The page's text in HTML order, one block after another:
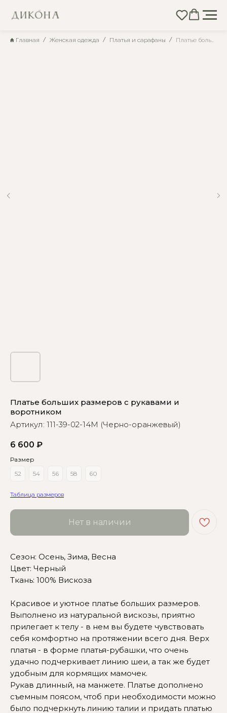
Главная Женская одежда Платья и сарафаны Платье больших размеров с рукавами и воротником
Платье больших размеров с рукавами и
воротником
Артикул: 111-­39­-02-­14М (Черно-оранжевый)
6 600 ₽
Размер
52
54 56 58 60
Таблица размеров
Нет в наличии
Сезон: Осень, Зима, Весна
Цвет: Черный
Ткань: 100% Вискоза
Красивое и уютное платье больших размеров.
Выполнено из натуральной вискозы, приятно
прилегает к телу - в нем вы будете чувствовать
себя комфортно на протяжении всего дня. Верх
платья - в форме платья-рубашки, что очень
удачно подчеркивает линию шеи, а так же будет
удобным для кормящих мамочек.
Рукав длинный, на манжете. Платье дополнено
съемным поясом, чтоб при необходимости можно
было подчеркнуть линию талии и придать платью
Сомневаетесь в выборе?
Нажмите сюда
, чтобы
посмотреть размерную сетку
Или напишите нам и мы
вам поможем!